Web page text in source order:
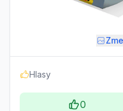
Hlasy
0